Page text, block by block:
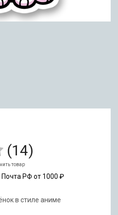
(14)
товар
Почта РФ от 1000 ₽
в стиле аниме